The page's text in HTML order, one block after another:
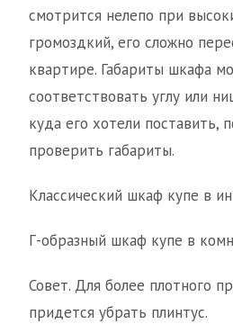
смотрится нелепо при
громоздкий, его сложно
квартире. Габариты шкафа
соответствовать углу или
куда его хотели поставить,
проверить габариты.
Классический шкаф купе в
Г-образный шкаф купе в
Совет. Для более плотного
придется убрать плинтус.